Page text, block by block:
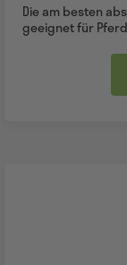
Die am besten
geeignet für